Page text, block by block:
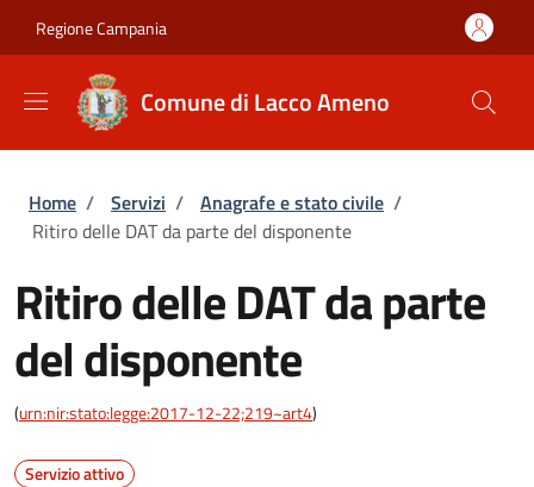
Regione Campania
Comune di Lacco Ameno
Briciole di pane
Home / Servizi / Anagrafe e stato civile /
Ritiro delle DAT da parte del disponente
Ritiro delle DAT da parte
del disponente
(urn:nir:stato:legge:2017-12-22;219~art4)
Servizio attivo